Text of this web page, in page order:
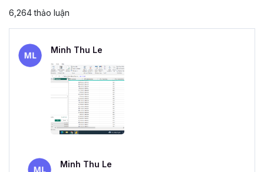
6,264 thảo luận
Minh Thu Le
Minh Thu Le